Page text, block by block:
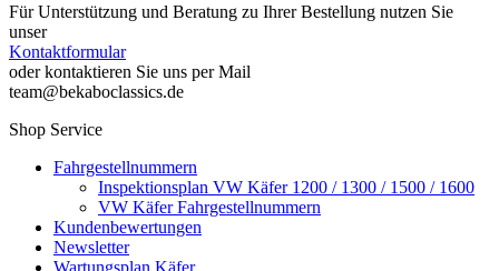
Für Unterstützung und Beratung zu Ihrer Bestellung nutzen Sie
unser
Kontaktformular
oder kontaktieren Sie uns per Mail
team@bekaboclassics.de
Shop Service
Fahrgestellnummern
Inspektionsplan VW Käfer 1200 / 1300 / 1500 / 1600
VW Käfer Fahrgestellnummern
Kundenbewertungen
Newsletter
Wartungsplan Käfer